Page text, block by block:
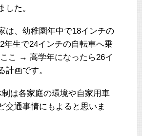
した。
は、幼稚園年中で18インチの
生で24インチの自転車へ乗
こ → 高学年になったら26イ
計画です。
は各家庭の環境や自家用車
交通事情にもよると思いま